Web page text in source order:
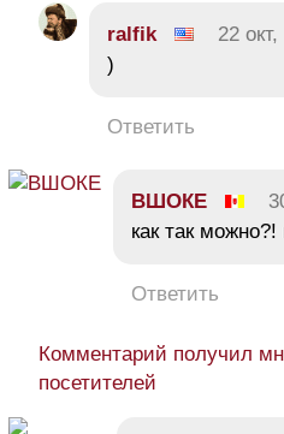
ralfik 22
)
Ответить
ВШОКЕ
как так
Ответить
Комментарий получил
посетителей